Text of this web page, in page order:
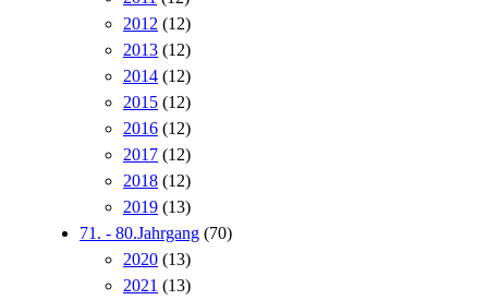
2012 (12)
2013 (12)
2014 (12)
2015 (12)
2016 (12)
2017 (12)
2018 (12)
2019 (13)
71. - 80.Jahrgang (70)
2020 (13)
2021 (13)